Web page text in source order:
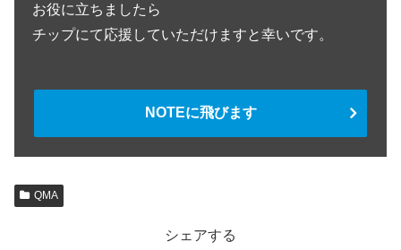
お役に立ちましたら
チップにて応援していただけますと幸いです。
NOTEに飛びます
QMA
シェアする